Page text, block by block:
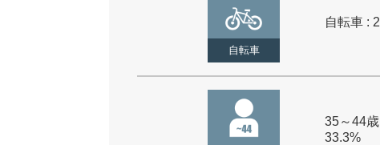
自転車
自転車 :
35～44歳
33.3%